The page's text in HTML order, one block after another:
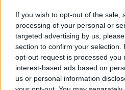
If you wish to opt-out of the sale,
processing of your personal or
targeted advertising by us,
section to confirm your selection.
opt-out request is processed you
interest-based ads based on
us or personal information
invece erano già sulle